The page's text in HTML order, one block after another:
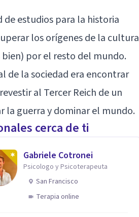
de estudios para la historia
los orígenes de la cultura
por el resto del mundo.
de la sociedad era encontrar
al Tercer Reich de un
la guerra y dominar el mundo.
cerca de ti
Gabriele Cotronei
Psicologo y Psicoterapeuta
San Francisco
Terapia online